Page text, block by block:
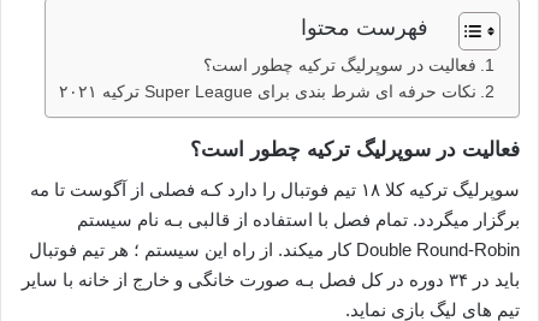
فهرست محتوا
فعالیت در سوپرلیگ ترکیه چطور است؟
نکات حرفه ای شرط بندی برای Super League ترکیه ۲۰۲۱
فعالیت در سوپرلیگ ترکیه چطور است؟
سوپرلیگ ترکیه کلا ۱۸ تیم فوتبال را دارد کـه فصلی از آگوست تا مه
برگزار میگردد. تمام فصل با استفاده از قالبی بـه نام سیستم
Double Round-Robin کار میکند. از راه این سیستم ؛ هر تیم فوتبال
باید در ۳۴ دوره در کل فصل بـه صورت خانگی و خارج از خانه با سایر
تیم های‌ لیگ بازی نماید.